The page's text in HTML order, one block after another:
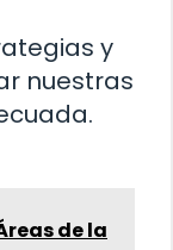
y
nuestras
de la